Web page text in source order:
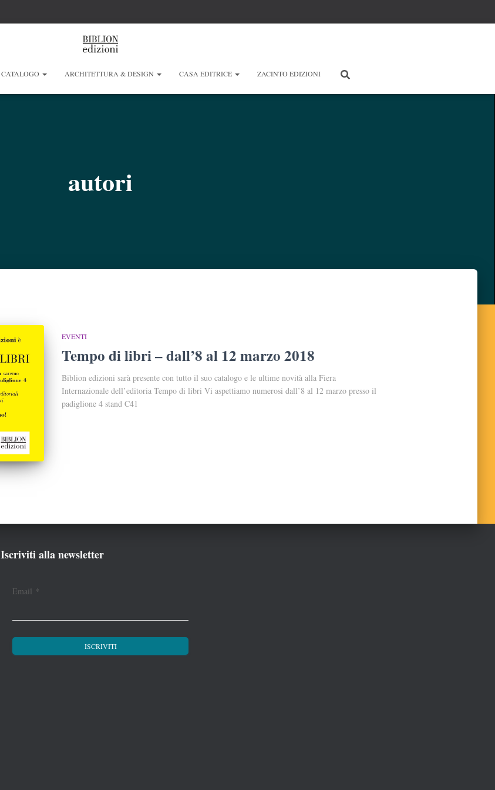
CATALOGO ARCHITETTURA & DESIGN CASA EDITRICE ZACINTO EDIZIONI
autori
EVENTI
Tempo di libri – dall’8 al 12 marzo 2018
Biblion edizioni sarà presente con tutto il suo catalogo e le ultime novità alla Fiera
Internazionale dell’editoria Tempo di libri Vi aspettiamo numerosi dall’8 al 12 marzo presso il
padiglione 4 stand C41
Iscriviti alla newsletter
Email *